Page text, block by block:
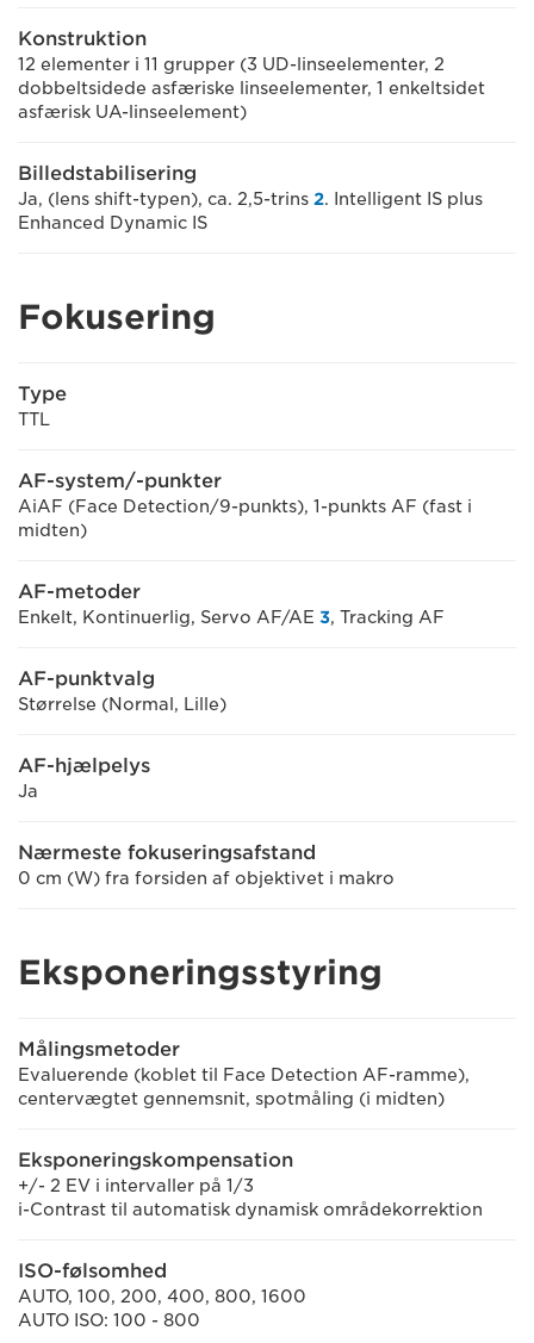
Konstruktion
12 elementer i 11 grupper (3 UD-linseelementer, 2
dobbeltsidede asfæriske linseelementer, 1 enkeltsidet
asfærisk UA-linseelement)
Billedstabilisering
Ja, (lens shift-typen), ca. 2,5-trins 2. Intelligent IS plus
Enhanced Dynamic IS
Fokusering
Type
TTL
AF-system/-punkter
AiAF (Face Detection/9-punkts), 1-punkts AF (fast i
midten)
AF-metoder
Enkelt, Kontinuerlig, Servo AF/AE 3, Tracking AF
AF-punktvalg
Størrelse (Normal, Lille)
AF-hjælpelys
Ja
Nærmeste fokuseringsafstand
0 cm (W) fra forsiden af objektivet i makro
Eksponeringsstyring
Målingsmetoder
Evaluerende (koblet til Face Detection AF-ramme),
centervægtet gennemsnit, spotmåling (i midten)
Eksponeringskompensation
+/- 2 EV i intervaller på 1/3
i-Contrast til automatisk dynamisk områdekorrektion
ISO-følsomhed
AUTO, 100, 200, 400, 800, 1600
AUTO ISO: 100 - 800